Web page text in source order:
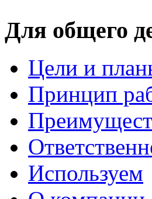
Для общего
Цели и
Принцип
Используем